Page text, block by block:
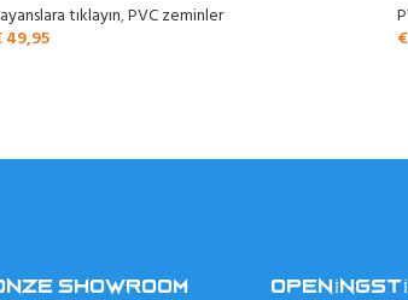
tıklayın,PVC zeminler
49,95
€
SHOWROOM